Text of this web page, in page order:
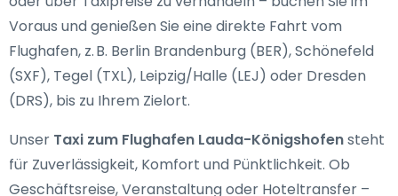
Voraus und genießen Sie eine direkte Fahrt vom
Flughafen, z. B. Berlin Brandenburg (BER), Schönefeld
(SXF), Tegel (TXL), Leipzig/Halle (LEJ) oder Dresden
(DRS), bis zu Ihrem Zielort.
Unser Taxi zum Flughafen Lauda-Königshofensteht
für Zuverlässigkeit, Komfort und Pünktlichkeit. Ob
Geschäftsreise, Veranstaltung oder Hoteltransfer –